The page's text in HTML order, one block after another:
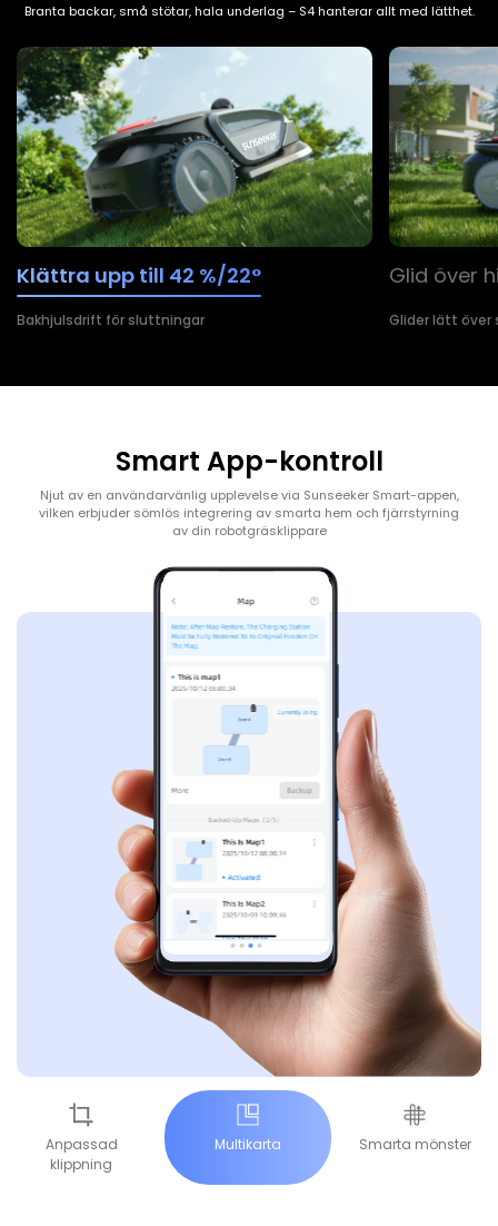
Branta backar, små stötar, hala underlag – S4 hanterar allt med lätthet.
Klättra upp till 42 %/22°
Bakhjulsdrift för sluttningar
Glid över
Glider lätt över
Smart App-kontroll
Njut av en användarvänlig upplevelse via Sunseeker Smart-appen,
vilken erbjuder sömlös integrering av smarta hem och fjärrstyrning
av din robotgräsklippare
Anpassad
klippning
Multikarta Smarta mönster